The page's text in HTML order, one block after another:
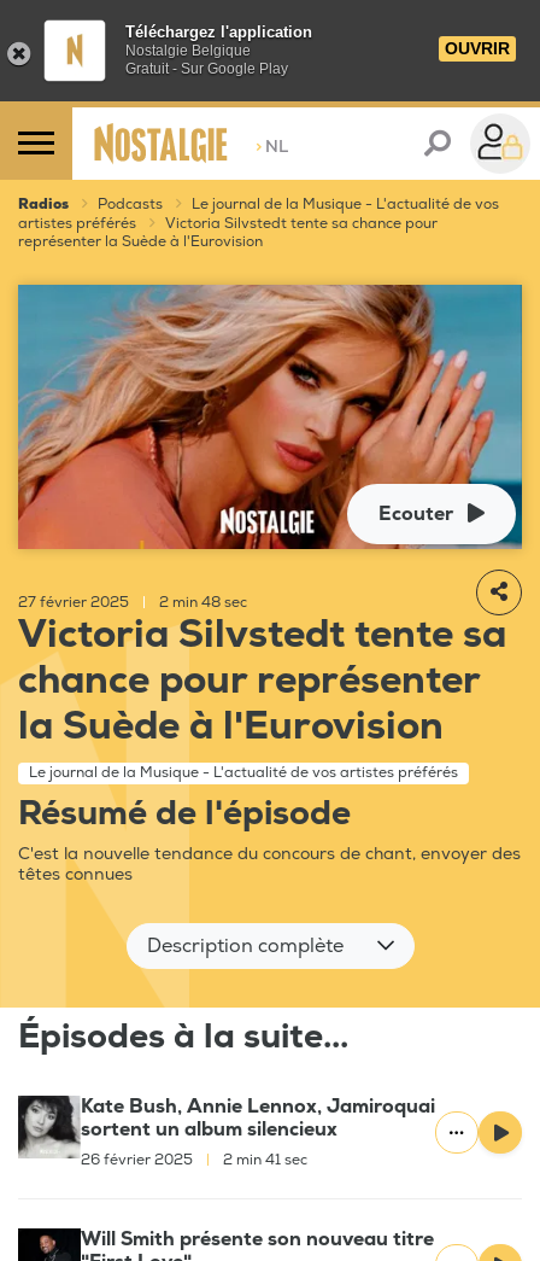
Téléchargez l'application
Nostalgie Belgique
Gratuit - Sur Google Play
OUVRIR
> NL
Radios Podcasts
Le journal de la Musique - L'actualité de vos
artistes préférés
Victoria Silvstedt tente sa chance pour
représenter la Suède à l'Eurovision
Ecouter
27 février 2025 2 min 48 sec
Victoria Silvstedt tente sa
chance pour représenter
la Suède à l'Eurovision
Le journal de la Musique - L'actualité de vos artistes préférés
Résumé de l'épisode
C'est la nouvelle tendance du concours de chant, envoyer des
têtes connues
Description complète
Épisodes à la suite...
Kate Bush, Annie Lennox, Jamiroquai
sortent un album silencieux
26 février 2025 2 min 41 sec
Will Smith présente son nouveau titre